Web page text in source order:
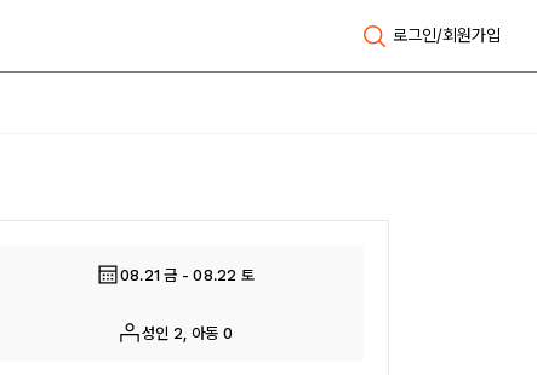
로그인/회원가입
08.21 금 - 08.22 토
성인 2, 아동 0